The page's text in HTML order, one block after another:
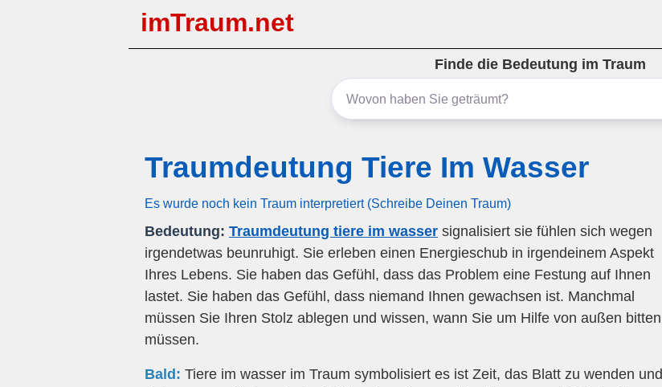
imTraum.net
Finde die Bedeutung im Traum
Traumdeutung Tiere Im Wasser
Es wurde noch kein Traum interpretiert (Schreibe Deinen Traum)
Bedeutung: Traumdeutung tiere im wasser signalisiert sie fühlen sich wegen
irgendetwas beunruhigt. Sie erleben einen Energieschub in irgendeinem Aspekt
Ihres Lebens. Sie haben das Gefühl, dass das Problem eine Festung auf Ihnen
lastet. Sie haben das Gefühl, dass niemand Ihnen gewachsen ist. Manchmal
müssen Sie Ihren Stolz ablegen und wissen, wann Sie um Hilfe von außen bitten
müssen.
Bald: Tiere im wasser im Traum symbolisiert es ist Zeit, das Blatt zu wenden und